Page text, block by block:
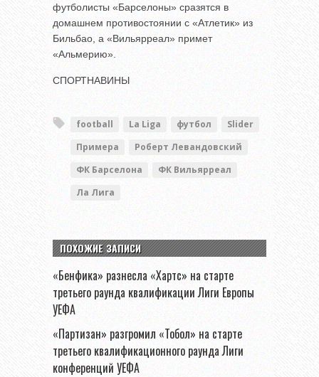
футболисты «Барселоны» сразятся в
домашнем противостоянии с «Атлетик» из
Бильбао, а «Вильярреал» примет
«Альмерию».
СПОРТНАВИНЫ
football La Liga футбол
Slider
Примера
Роберт Левандовский
ФК Барселона
ФК Вильярреал
Ла Лига
ПОХОЖИЕ ЗАПИСИ
«Бенфика» разнесла «Хартс» на старте
третьего раунда квалификации Лиги Европы
УЕФА
«Партизан» разгромил «Тобол» на старте
третьего квалификационного раунда Лиги
конференций УЕФА